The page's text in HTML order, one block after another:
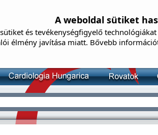
A weboldal sütiket
és tevékenységfigyelő
élmény javítása miatt. Bővebb